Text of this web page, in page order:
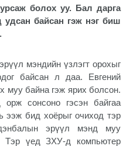
болох уу. Бал дарга
байсан гэж нэг биш
мэндийн үзлэгт орохыг
байсан л даа. Евгений
муу байна гэж ярих болсон.
сонсоно гэсэн байгаа
ээж бид хоёрыг очиход тэр
эрүүл мэнд муу
Тэр үед ЗХУ-д компьютер